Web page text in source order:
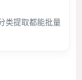
类提取都能批量